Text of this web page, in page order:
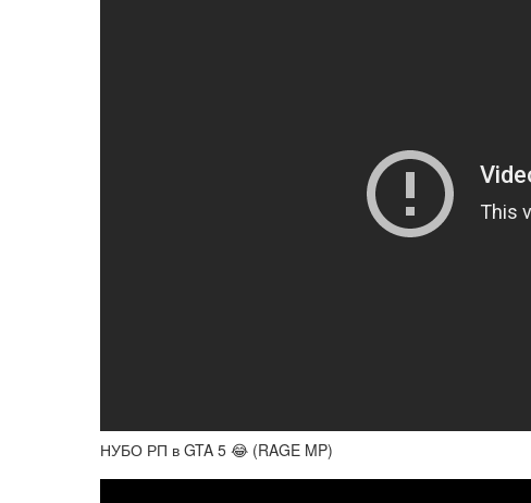
НУБО РП в GTA 5 😂 (RAGE MP)